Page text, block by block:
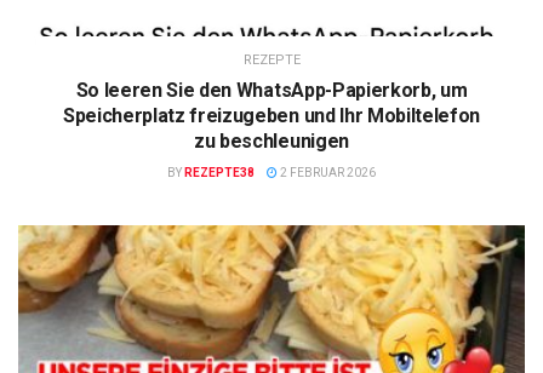
REZEPTE
So leeren Sie den WhatsApp-Papierkorb, um
Speicherplatz freizugeben und Ihr Mobiltelefon
zu beschleunigen
BY REZEPTE38 2 FEBRUAR 2026